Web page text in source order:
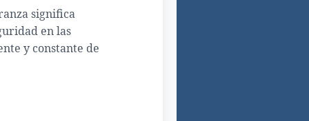
significa
en las
y constante de